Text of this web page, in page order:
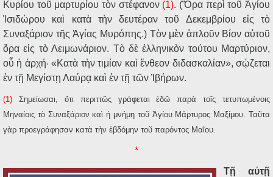
Κυρίου τοῦ μαρτυρίου τὸν στέφανον(1). (Ὅρα περὶ τοῦ Ἁγίου
Ἰσιδώρου καὶ κατὰ τὴν δευτέραν τοῦ Δεκεμβρίου εἰς τὸ
Συναξάριον τῆς Ἁγίας Μυρόπης.) Τὸν μὲν ἁπλοῦν Βίον αὐτοῦ
ὅρα εἰς τὸ Λειμωνάριον. Τὸ δὲ ἑλληνικὸν τούτου Μαρτύριον,
οὗ ἡ ἀρχή· «Κατὰ τὴν τιμίαν καὶ ἔνθεον διδασκαλίαν», σῴζεται
ἐν τῇ Μεγίστῃ Λαύρᾳ καὶ ἐν τῇ τῶν Ἰβήρων.
(1) Σημείωσαι, ὅτι περιττῶς γράφεται ἐδῶ παρὰ τοῖς τετυπωμένοις
Μηναίοις τὸ Συναξάριον καὶ ἡ μνήμη τοῦ Ἁγίου Μάρτυρος Μαξίμου. Ταῦτα
γὰρ προεγράφησαν κατὰ τὴν ἑβδόμην τοῦ παρόντος Μαΐου.
*
Τῇ αὐτῇ